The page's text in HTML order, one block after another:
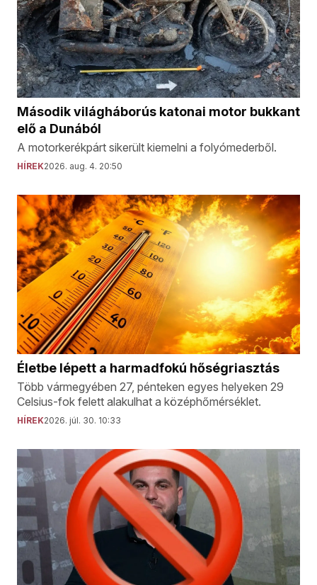
Második világháborús katonai motor bukkant
elő a Dunából
A motorkerékpárt sikerült kiemelni a folyómederből.
HÍREK2026. aug. 4. 20:50
Életbe lépett a harmadfokú hőségriasztás
Több vármegyében 27, pénteken egyes helyeken 29
Celsius-fok felett alakulhat a középhőmérséklet.
HÍREK2026. júl. 30. 10:33